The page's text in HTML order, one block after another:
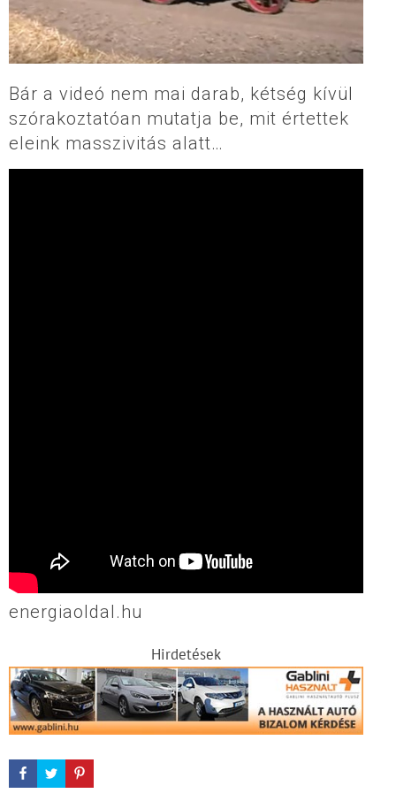
Bár a videó nem mai darab, kétség kívül
szórakoztatóan mutatja be, mit értettek
eleink masszivitás alatt…
energiaoldal.hu
Hirdetések